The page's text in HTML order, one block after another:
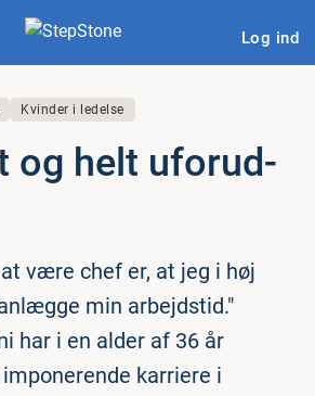
Log ind
Kvinder i ledelse
og helt ufor­ud­
være chef er, at jeg i høj
min arbejdstid."
har i en alder af 36 år
karriere i